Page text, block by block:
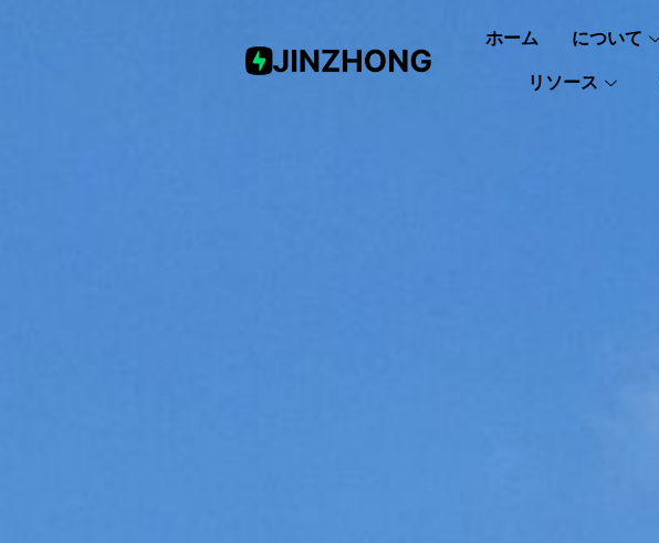
ホーム について
リソース